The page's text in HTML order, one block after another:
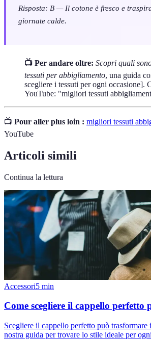
Risposta: B — Il cotone è fresco e
giornate calde.
📺 Per andare oltre: Scopri quali
tessuti per abbigliamento, una guida
scegliere i tessuti per ogni occasione].
YouTube: "migliori tessuti
📺 Pour aller plus loin : migliori tessuti
YouTube
Articoli simili
Continua la lettura
Accessori5 min
Come scegliere il cappello perfetto
Scegliere il cappello perfetto può
nostra guida per trovare lo stile ideale per